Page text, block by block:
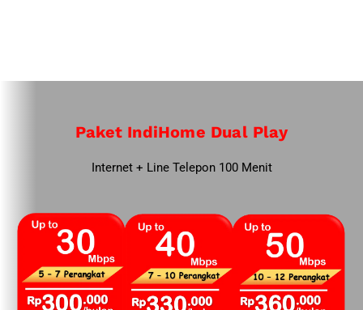
Paket IndiHome Dual Play
Internet + Line Telepon 100 Menit